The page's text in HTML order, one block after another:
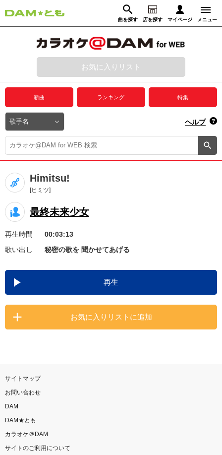
曲を探す 店を探す マイページ メニュー
動画からさがす 録音からさがす
ログイン
プレミアムサービス
DAM★とも動画
DAM★とも録音
カラオケ＠DAM
ユーザー検索
キャンペーン
お知らせ よくあるご質問
DAMの新曲・ランキングなど
カラオケ最新情報をチェック！
お気に入りリスト
新曲 ランキング 特集
ヘルプ
Himitsu!
[ヒミツ]
最終未来少女
再生時間
00:03:13
歌い出し
秘密の歌を 聞かせてあげる
再生
お気に入りリストに追加
サイトマップ
お問い合わせ
DAM
DAM★とも
カラオケ＠DAM
サイトのご利用について